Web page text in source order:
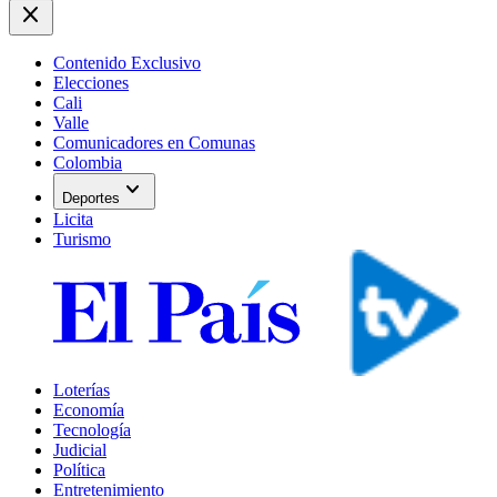
close
Contenido Exclusivo
Elecciones
Cali
Valle
Comunicadores en Comunas
Colombia
Deportes expand_more
Licita
Turismo
Loterías
Economía
Tecnología
Judicial
Política
Entretenimiento